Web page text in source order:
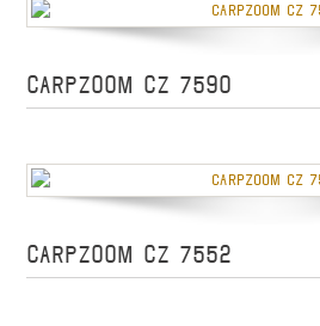
CARPZOOM CZ 7590
CARPZOOM CZ 7552